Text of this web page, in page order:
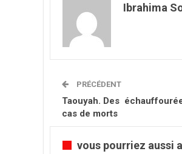
Ibrahima
PRÉCÉDENT
Taouyah. Des
cas de morts
vous pourriez aussi